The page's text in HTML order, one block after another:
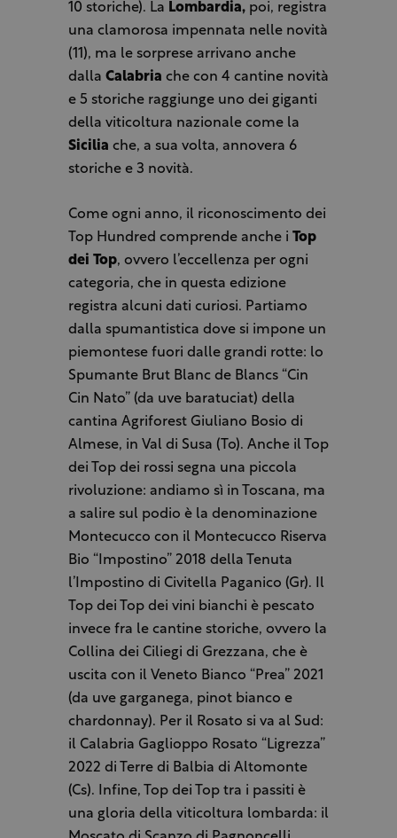
10 storiche). La Lombardia,poi, registra
una clamorosa impennata nelle novità
(11), ma le sorprese arrivano anche
dalla Calabria che con 4 cantine novità
e 5 storiche raggiunge uno dei giganti
della viticoltura nazionale come la
Sicilia che, a sua volta, annovera 6
storiche e 3 novità.
Come ogni anno, il riconoscimento dei
Top Hundred comprende anche i Top
dei Top, ovvero l’eccellenza per ogni
categoria, che in questa edizione
registra alcuni dati curiosi. Partiamo
dalla spumantistica dove si impone un
piemontese fuori dalle grandi rotte: lo
Spumante Brut Blanc de Blancs “Cin
Cin Nato” (da uve baratuciat) della
cantina Agriforest Giuliano Bosio di
Almese, in Val di Susa (To). Anche il Top
dei Top dei rossi segna una piccola
rivoluzione: andiamo sì in Toscana, ma
a salire sul podio è la denominazione
Montecucco con il Montecucco Riserva
Bio “Impostino” 2018 della Tenuta
l’Impostino di Civitella Paganico (Gr). Il
Top dei Top dei vini bianchi è pescato
invece fra le cantine storiche, ovvero la
Collina dei Ciliegi di Grezzana, che è
uscita con il Veneto Bianco “Prea” 2021
(da uve garganega, pinot bianco e
chardonnay). Per il Rosato si va al Sud:
il Calabria Gaglioppo Rosato “Ligrezza”
2022 di Terre di Balbia di Altomonte
(Cs). Infine, Top dei Top tra i passiti è
una gloria della viticoltura lombarda: il